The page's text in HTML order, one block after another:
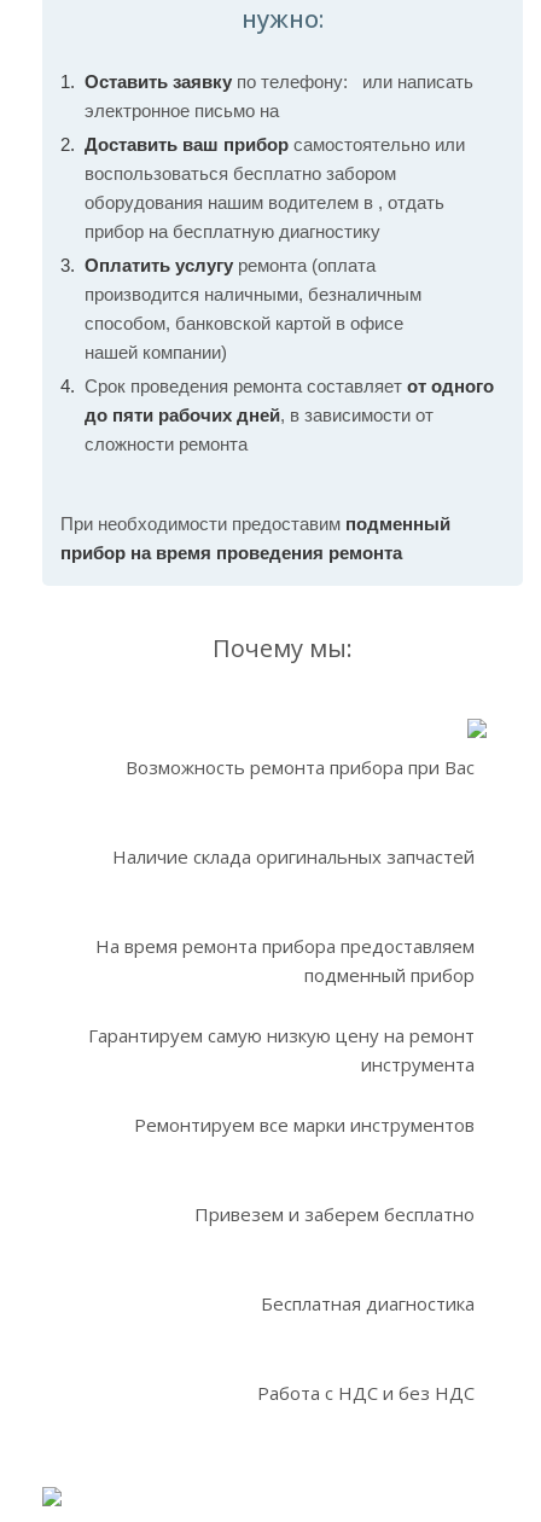
нужно:
Оставить заявку по телефону:
или написать
электронное письмо на
Доставить ваш прибор самостоятельно или
воспользоваться бесплатно забором
оборудования нашим водителем в , отдать
прибор на бесплатную диагностику
Оплатить услугу ремонта (оплата
производится наличными, безналичным
способом, банковской картой в офисе
нашей компании)
Срок проведения ремонта составляет от одного
до пяти рабочих дней, в зависимости от
сложности ремонта
При необходимости предоставим подменный
прибор на время проведения ремонта
Почему мы:
Возможность ремонта прибора при Вас
Наличие склада оригинальных запчастей
На время ремонта прибора предоставляем
подменный прибор
Гарантируем самую низкую цену на ремонт
инструмента
Ремонтируем все марки инструментов
Привезем и заберем бесплатно
Бесплатная диагностика
Работа с НДС и без НДС